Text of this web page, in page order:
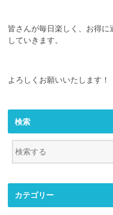
皆さんが毎日楽しく、お得
していきます。
よろしくお願いいたします！
検索
カテゴリー